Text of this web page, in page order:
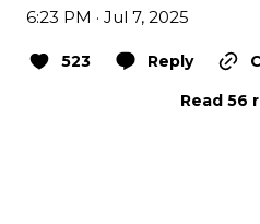
6:23 PM · Jul 7, 2025
523 Reply
Read 56